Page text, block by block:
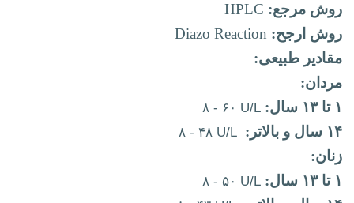
روش مرجع: HPLC
روش ارجح: Diazo Reaction
مقادیر طبیعی:
مردان:
۱ تا ۱۳ سال:
۸ - ۶۰ U/L
۱۴ سال و بالاتر: ۸ - ۴۸ U/L
زنان:
۱ تا ۱۳ سال:
۸ - ۵۰ U/L